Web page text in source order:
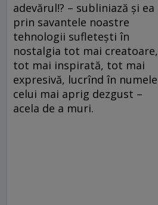
adevărul!? – subliniază şi ea
prin savantele noastre
tehnologii sufleteşti în
nostalgia tot mai creatoare,
tot mai inspirată, tot mai
expresivă, lucrînd în numele
celui mai aprig dezgust –
acela de a muri.